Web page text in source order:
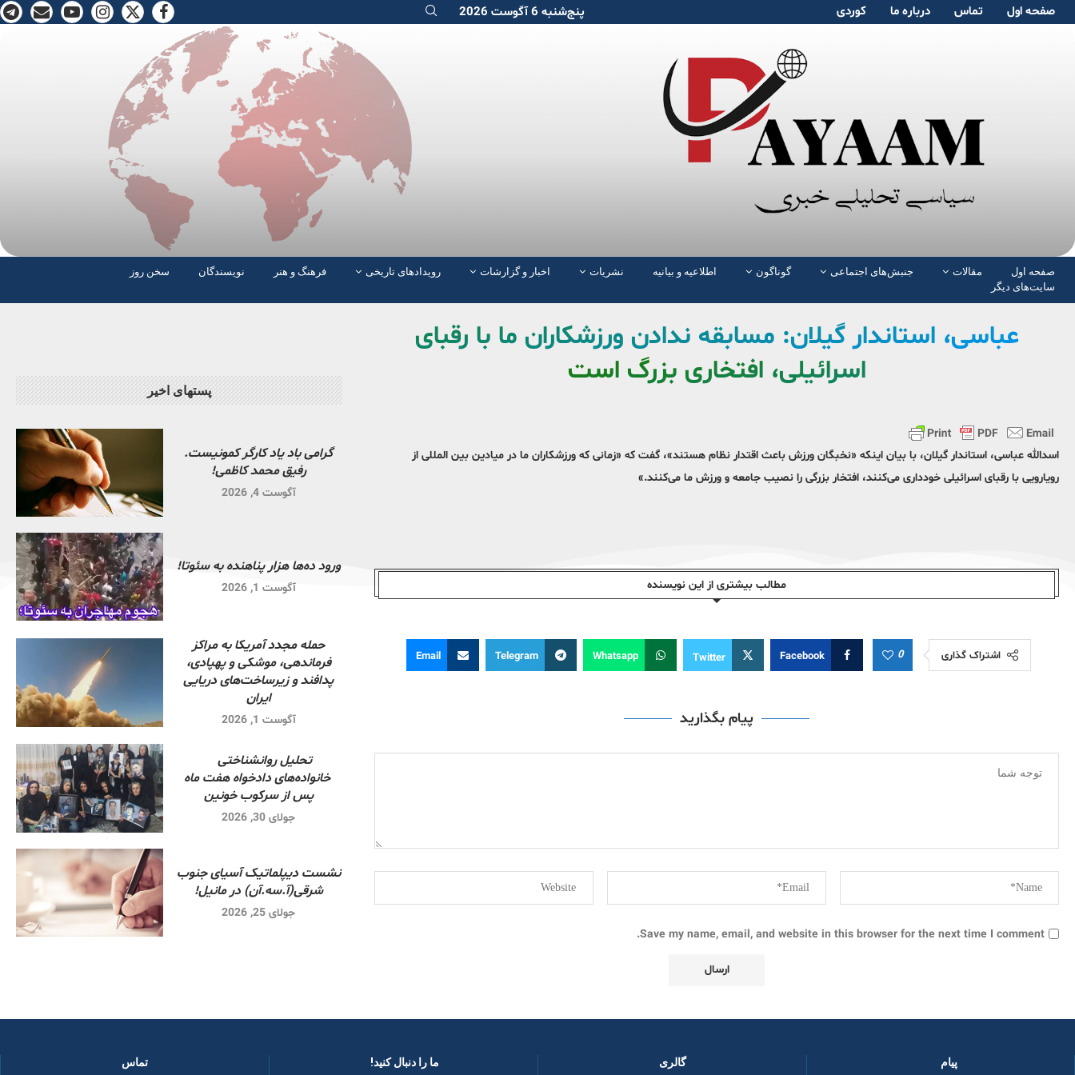
صفحە اول تماس دربارە ما کوردی پنج‌شنبه 6 آگوست 2026
صفحە اول مقالات جنبش‌های اجتماعی گوناگون اطلاعیه و بیانیه نشریات اخبار و گزارشات رویدادهای تاریخی فرهنگ و هنر نویسندگان
سخن روز
سایت‌های دیگر
عباسی، استاندار گیلان: مسابقه ندادن ورزشکاران ما با رقبای
اسرائیلی، افتخاری بزرگ است
اسدالله عباسی، استاندار گیلان، با بیان اینکه «نخبگان ورزش باعث اقتدار نظام هستند»، گفت که «زمانی که ورزشکاران ما در میادین بین المللی از
رویارویی با رقبای اسرائیلی خودداری می‌کنند، افتخار بزرگی را نصیب جامعه و ورزش ما می‌کنند.»
مطالب بیشتری از این نویسندە
اشتراک گذاری 0
Facebook
Twitter
Whatsapp
Telegram
Email
پیام بگذارید
Save my name, email, and website in this browser for the next time I comment.
پستهای اخیر
گرامی باد یاد کارگر کمونیست.
رفیق محمد کاظمی!
آگوست 4, 2026
ورود ده‌ها هزار پناهنده به سئوتا!
آگوست 1, 2026
حمله مجدد آمریکا به مراکز
فرماندهی، موشکی و پهپادی،
پدافند و زیرساخت‌های دریایی
ایران
آگوست 1, 2026
تحلیل روانشناختی
خانواده‌های دادخواه هفت ماه
پس از سرکوب خونین
جولای 30, 2026
نشست دیپلماتیک آسیای جنوب
شرقی‌(آ.سه.آن) در مانیل!
جولای 25, 2026
پیام گالری ما را دنبال کنید! ​ تماس